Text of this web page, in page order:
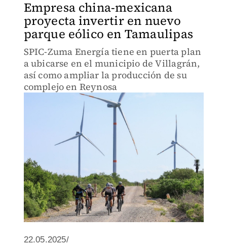
Empresa china-mexicana
proyecta invertir en nuevo
parque eólico en Tamaulipas
SPIC-Zuma Energía tiene en puerta plan
a ubicarse en el municipio de Villagrán,
así como ampliar la producción de su
complejo en Reynosa
22.05.2025/